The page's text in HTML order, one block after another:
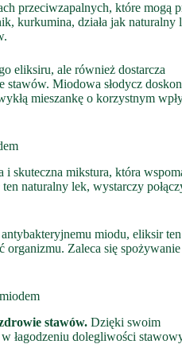
przeciwzapalnych, które mogą
kurkumina, działa jak naturalny
eliksiru, ale również dostarcza
stawów. Miodowa słodycz
mieszankę o korzystnym
i skuteczna mikstura, która
naturalny lek, wystarczy
miodu, eliksir
organizmu. Zaleca się
stawów. Dzięki swoim
łagodzeniu dolegliwości